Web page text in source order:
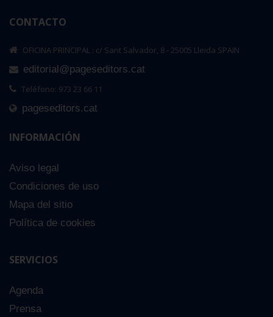
CONTACTO
OFICINA PRINCIPAL : c/ Sant Salvador, 8 - 25005 Lleida SPAIN
editorial@pageseditors.cat
Teléfono: 973 23 66 11
pageseditors.cat
INFORMACIÓN
Aviso legal
Condiciones de uso
Mapa del sitio
Política de cookies
SERVICIOS
Agenda
Prensa